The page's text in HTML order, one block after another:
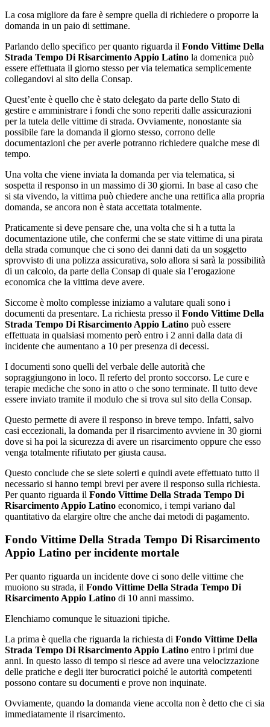
La cosa migliore da fare è sempre quella di richiedere o proporre la
domanda in un paio di settimane.
Parlando dello specifico per quanto riguarda il Fondo Vittime Della
Strada Tempo Di Risarcimento Appio Latino la domenica può
essere effettuata il giorno stesso per via telematica semplicemente
collegandovi al sito della Consap.
Quest’ente è quello che è stato delegato da parte dello Stato di
gestire e amministrare i fondi che sono reperiti dalle assicurazioni
per la tutela delle vittime di strada. Ovviamente, nonostante sia
possibile fare la domanda il giorno stesso, corrono delle
documentazioni che per averle potranno richiedere qualche mese di
tempo.
Una volta che viene inviata la domanda per via telematica, si
sospetta il responso in un massimo di 30 giorni. In base al caso che
si sta vivendo, la vittima può chiedere anche una rettifica alla propria
domanda, se ancora non è stata accettata totalmente.
Praticamente si deve pensare che, una volta che si h a tutta la
documentazione utile, che confermi che se state vittime di una pirata
della strada comunque che ci sono dei danni dati da un soggetto
sprovvisto di una polizza assicurativa, solo allora si sarà la possibilità
di un calcolo, da parte della Consap di quale sia l’erogazione
economica che la vittima deve avere.
Siccome è molto complesse iniziamo a valutare quali sono i
documenti da presentare. La richiesta presso il Fondo Vittime Della
Strada Tempo Di Risarcimento Appio Latino può essere
effettuata in qualsiasi momento però entro i 2 anni dalla data di
incidente che aumentano a 10 per presenza di decessi.
I documenti sono quelli del verbale delle autorità che
sopraggiungono in loco. Il referto del pronto soccorso. Le cure e
terapie mediche che sono in atto o che sono terminate. Il tutto deve
essere inviato tramite il modulo che si trova sul sito della Consap.
Questo permette di avere il responso in breve tempo. Infatti, salvo
casi eccezionali, la domanda per il risarcimento avviene in 30 giorni
dove si ha poi la sicurezza di avere un risarcimento oppure che esso
venga totalmente rifiutato per giusta causa.
Questo conclude che se siete solerti e quindi avete effettuato tutto il
necessario si hanno tempi brevi per avere il responso sulla richiesta.
Per quanto riguarda il Fondo Vittime Della Strada Tempo Di
Risarcimento Appio Latino economico, i tempi variano dal
quantitativo da elargire oltre che anche dai metodi di pagamento.
Fondo Vittime Della Strada Tempo Di Risarcimento
Appio Latino per incidente mortale
Per quanto riguarda un incidente dove ci sono delle vittime che
muoiono su strada, il Fondo Vittime Della Strada Tempo Di
Risarcimento Appio Latino di 10 anni massimo.
Elenchiamo comunque le situazioni tipiche.
La prima è quella che riguarda la richiesta di Fondo Vittime Della
Strada Tempo Di Risarcimento Appio Latino entro i primi due
anni. In questo lasso di tempo si riesce ad avere una velocizzazione
delle pratiche e degli iter burocratici poiché le autorità competenti
possono contare su documenti e prove non inquinate.
Ovviamente, quando la domanda viene accolta non è detto che ci sia
immediatamente il risarcimento.